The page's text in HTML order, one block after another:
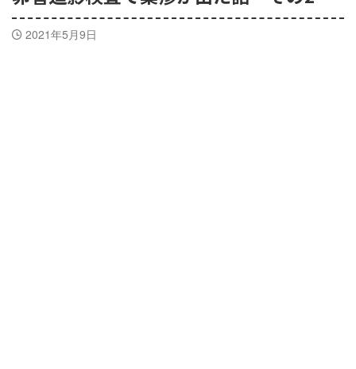
2021年5月9日